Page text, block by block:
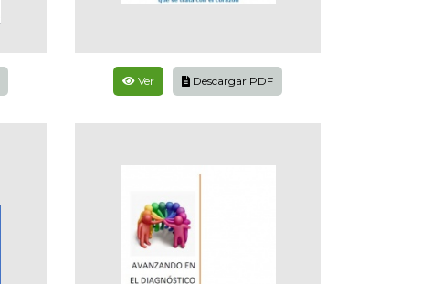
Ver Descargar PDF